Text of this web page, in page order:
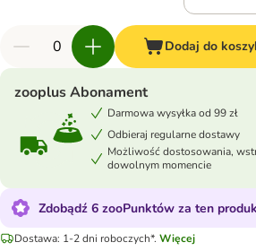
Dodaj do
zooplus Abonament
Darmowa wysyłka od 99 zł
Odbieraj regularne dostawy
Możliwość dostosowania,
dowolnym momencie
Zdobądź 6 zooPunktów za ten
Dostawa: 1-2 dni roboczych*. Więcej